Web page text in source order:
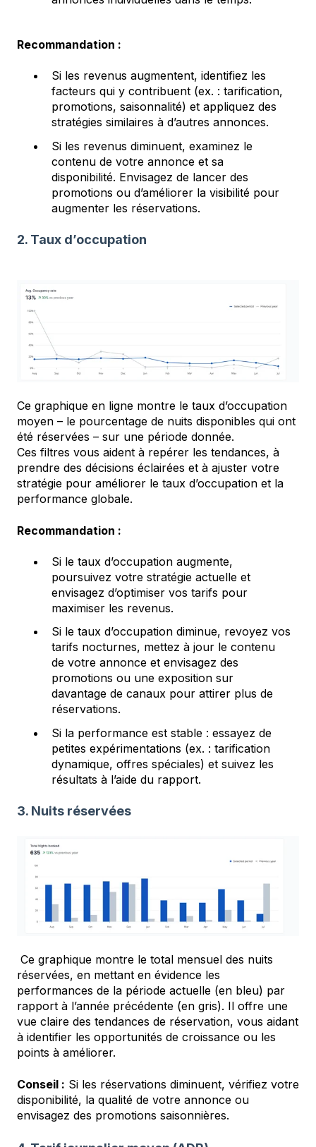
Recommandation :
Si les revenus augmentent, identifiez les
facteurs qui y contribuent (ex. : tarification,
promotions, saisonnalité) et appliquez des
stratégies similaires à d’autres annonces.
Si les revenus diminuent, examinez le
contenu de votre annonce et sa
disponibilité. Envisagez de lancer des
promotions ou d’améliorer la visibilité pour
augmenter les réservations.
2. Taux d’occupation
Ce graphique en ligne montre le taux d’occupation
moyen – le pourcentage de nuits disponibles qui ont
été réservées – sur une période donnée.
Ces filtres vous aident à repérer les tendances, à
prendre des décisions éclairées et à ajuster votre
stratégie pour améliorer le taux d’occupation et la
performance globale.
Recommandation :
Si le taux d’occupation augmente,
poursuivez votre stratégie actuelle et
envisagez d’optimiser vos tarifs pour
maximiser les revenus.
Si le taux d’occupation diminue, revoyez vos
tarifs nocturnes, mettez à jour le contenu
de votre annonce et envisagez des
promotions ou une exposition sur
davantage de canaux pour attirer plus de
réservations.
Si la performance est stable : essayez de
petites expérimentations (ex. : tarification
dynamique, offres spéciales) et suivez les
résultats à l’aide du rapport.
3. Nuits réservées
Ce graphique montre le total mensuel des nuits
réservées, en mettant en évidence les
performances de la période actuelle (en bleu) par
rapport à l’année précédente (en gris). Il offre une
vue claire des tendances de réservation, vous aidant
à identifier les opportunités de croissance ou les
points à améliorer.
Conseil : Si les réservations diminuent, vérifiez votre
disponibilité, la qualité de votre annonce ou
envisagez des promotions saisonnières.